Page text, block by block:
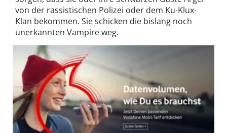
von der rassistischen Polizei oder dem Ku-Klux-
Klan bekommen. Sie schicken die bislang noch
unerkannten Vampire weg.